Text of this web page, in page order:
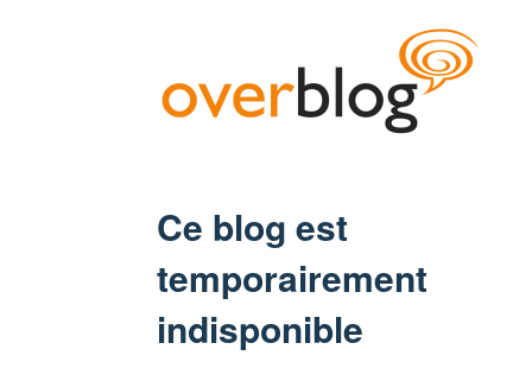
Ce blog est
temporairement
indisponible